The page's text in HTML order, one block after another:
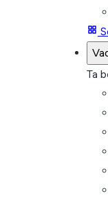
Ta